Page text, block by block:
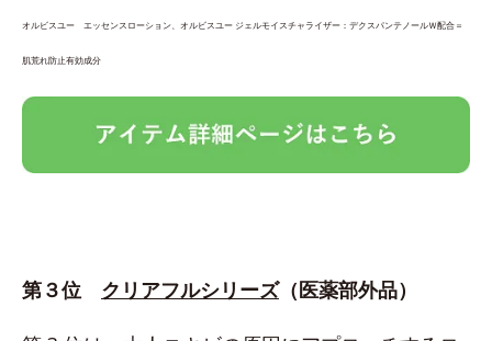
オルビスユー エッセンスローション、オルビスユー ジェルモイスチャライザー：デクスパンテノールＷ配合＝
肌荒れ防止有効成分
第３位 クリアフルシリーズ（医薬部外品）